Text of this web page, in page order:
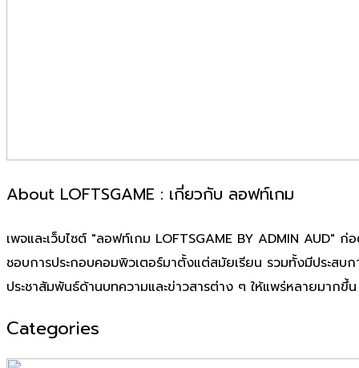
About LOFTSGAME : เกี่ยวกับ ลอฟท์เกม
เพจและเว็บไซต์ "ลอฟท์เกม LOFTSGAME BY ADMIN
ชอบการประกอบคอมพิวเตอร์มาตั้งแต่สมัยเรียน รวมทั้งมีประสบ
ประชาสัมพันธ์ด้านบทความและข่าวสารต่าง ๆ ให้แพร่หลายมากขึ้น
Categories